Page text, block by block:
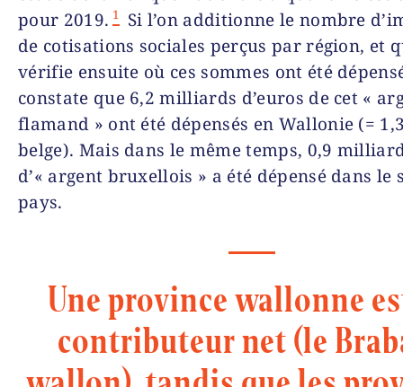
pour 2019. 1
Si l’on additionne le nombre
de cotisations sociales perçus par région, et
vérifie ensuite où ces sommes ont été
constate que 6,2 milliards d’euros de cet «
flamand » ont été dépensés en Wallonie (=
belge). Mais dans le même temps, 0,9
d’« argent bruxellois » a été dépensé dans le
pays.
Une province wallonne
contributeur net (le